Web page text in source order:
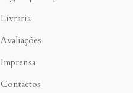
Livraria
Avaliações
Imprensa
Contactos